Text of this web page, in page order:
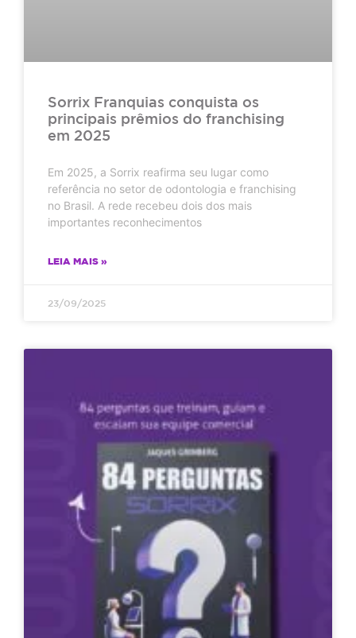
Sorrix Franquias conquista os
principais prêmios do franchising
em 2025
Em 2025, a Sorrix reafirma seu lugar como
referência no setor de odontologia e franchising
no Brasil. A rede recebeu dois dos mais
importantes reconhecimentos
LEIA MAIS »
23/09/2025